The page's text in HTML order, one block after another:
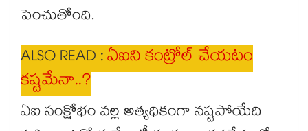
పెంచుతోంది.
ALSO READ :ఏఐని కంట్రోల్ చేయటం
కష్టమేనా..?
ఏఐ సంక్షోభం వల్ల అత్యధికంగా నష్టపోయేది